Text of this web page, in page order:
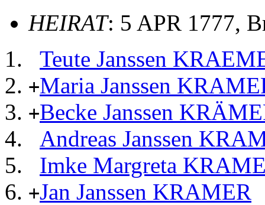
HEIRAT: 5 APR 1777,
Teute Janssen
+Maria Janssen
+Becke Janssen
Andreas Janssen
Imke Margreta
+Jan Janssen KRAMER